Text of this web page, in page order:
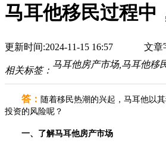
马耳他移民过程中
更新时间:2024-11-15 16:57 文章
相关标签：
马耳他房产市场,马耳他移
答： 随着移民热潮的兴起，马耳他以
投资的风险呢？
一、了解马耳他房产市场